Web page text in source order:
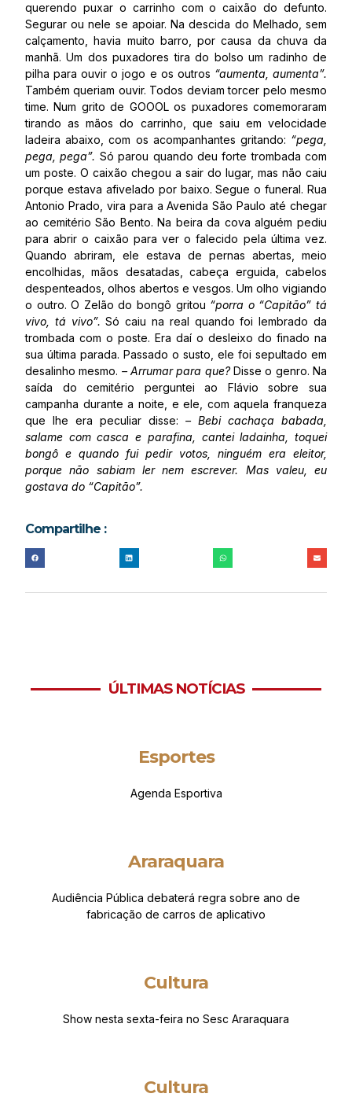
querendo puxar o carrinho com o caixão do defunto.
Segurar ou nele se apoiar. Na descida do Melhado, sem
calçamento, havia muito barro, por causa da chuva da
manhã. Um dos puxadores tira do bolso um radinho de
pilha para ouvir o jogo e os outros “aumenta, aumenta”.
Também queriam ouvir. Todos deviam torcer pelo mesmo
time. Num grito de GOOOL os puxadores comemoraram
tirando as mãos do carrinho, que saiu em velocidade
ladeira abaixo, com os acompanhantes gritando: “pega,
pega, pega”. Só parou quando deu forte trombada com
um poste. O caixão chegou a sair do lugar, mas não caiu
porque estava afivelado por baixo. Segue o funeral. Rua
Antonio Prado, vira para a Avenida São Paulo até chegar
ao cemitério São Bento. Na beira da cova alguém pediu
para abrir o caixão para ver o falecido pela última vez.
Quando abriram, ele estava de pernas abertas, meio
encolhidas, mãos desatadas, cabeça erguida, cabelos
despenteados, olhos abertos e vesgos. Um olho vigiando
o outro. O Zelão do bongô gritou “porra o “Capitão” tá
vivo, tá vivo”.Só caiu na real quando foi lembrado da
trombada com o poste. Era daí o desleixo do finado na
sua última parada. Passado o susto, ele foi sepultado em
desalinho mesmo. – Arrumar para que?Disse o genro. Na
saída do cemitério perguntei ao Flávio sobre sua
campanha durante a noite, e ele, com aquela franqueza
que lhe era peculiar disse: – Bebi cachaça babada,
salame com casca e parafina, cantei ladainha, toquei
bongô e quando fui pedir votos, ninguém era eleitor,
porque não sabiam ler nem escrever. Mas valeu, eu
gostava do “Capitão”.
Compartilhe :
ÚLTIMAS NOTÍCIAS
Esportes
Agenda Esportiva
Araraquara
Audiência Pública debaterá regra sobre ano de
fabricação de carros de aplicativo
Cultura
Show nesta sexta-feira no Sesc Araraquara
Cultura